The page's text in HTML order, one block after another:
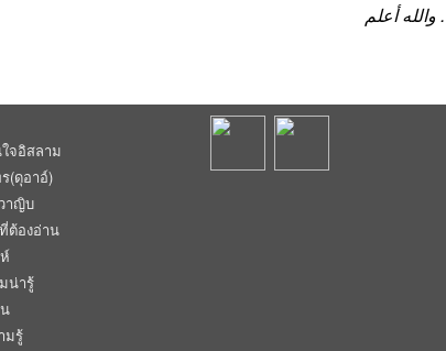
والله أعلم .
จอิสลาม
(ดุอาอ์)
าญิบ
ต้องอ่าน
น่ารู้
มรู้